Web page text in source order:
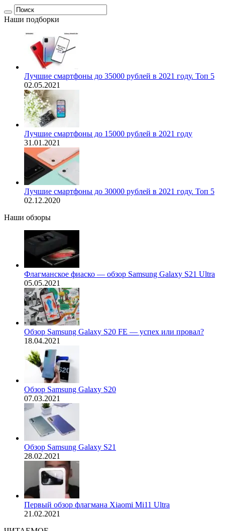
Наши подборки
Лучшие смартфоны до 35000 рублей в 2021 году. Топ 5
02.05.2021
Лучшие смартфоны до 15000 рублей в 2021 году
31.01.2021
Лучшие смартфоны до 30000 рублей в 2021 году. Топ 5
02.12.2020
Наши обзоры
Флагманское фиаско — обзор Samsung Galaxy S21 Ultra
05.05.2021
Обзор Samsung Galaxy S20 FE — успех или провал?
18.04.2021
Обзор Samsung Galaxy S20
07.03.2021
Обзор Samsung Galaxy S21
28.02.2021
Первый обзор флагмана Xiaomi Mi11 Ultra
21.02.2021